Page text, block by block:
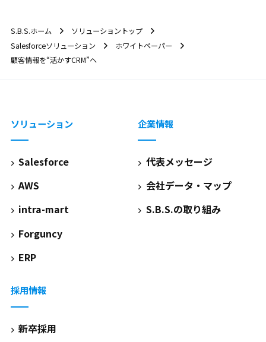
S.B.S.ホーム
ソリューショントップ
Salesforceソリューション
ホワイトペーパー
顧客情報を“活かすCRM”へ
ソリューション
Salesforce
AWS
intra-mart
Forguncy
ERP
企業情報
代表メッセージ
会社データ・マップ
S.B.S.の取り組み
採用情報
新卒採用